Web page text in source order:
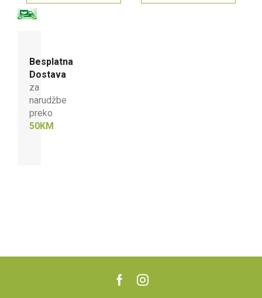
Besplatna
Dostava
za
narudžbe
preko
50KM